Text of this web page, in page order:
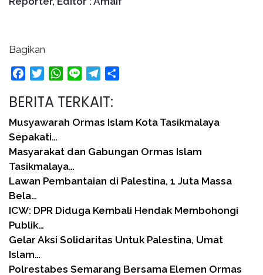
Bagikan
FacebookTwitterWhatsApp
Line Telegram
BERITA TERKAIT:
Musyawarah Ormas Islam Kota Tasikmalaya
Sepakati…
Masyarakat dan Gabungan Ormas Islam
Tasikmalaya…
Lawan Pembantaian di Palestina, 1 Juta Massa
Bela…
ICW: DPR Diduga Kembali Hendak Membohongi
Publik…
Gelar Aksi Solidaritas Untuk Palestina, Umat
Islam…
Polrestabes Semarang Bersama Elemen Ormas